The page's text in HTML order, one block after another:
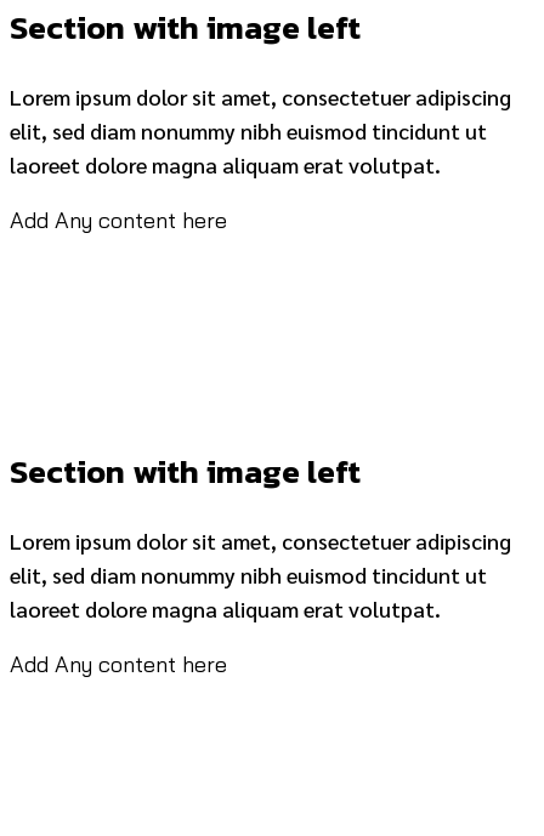
Section with image left
Lorem ipsum dolor sit amet, consectetuer adipiscing
elit, sed diam nonummy nibh euismod tincidunt ut
laoreet dolore magna aliquam erat volutpat.
Add Any content here
Section with image left
Lorem ipsum dolor sit amet, consectetuer adipiscing
elit, sed diam nonummy nibh euismod tincidunt ut
laoreet dolore magna aliquam erat volutpat.
Add Any content here